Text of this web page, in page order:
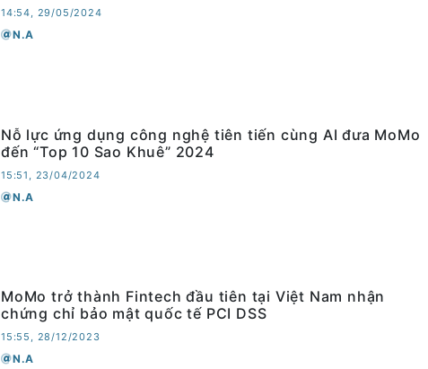
14:54, 29/05/2024
N.A
Nỗ lực ứng dụng công nghệ tiên tiến cùng AI đưa MoMo
đến “Top 10 Sao Khuê” 2024
15:51, 23/04/2024
N.A
MoMo trở thành Fintech đầu tiên tại Việt Nam nhận
chứng chỉ bảo mật quốc tế PCI DSS
15:55, 28/12/2023
N.A